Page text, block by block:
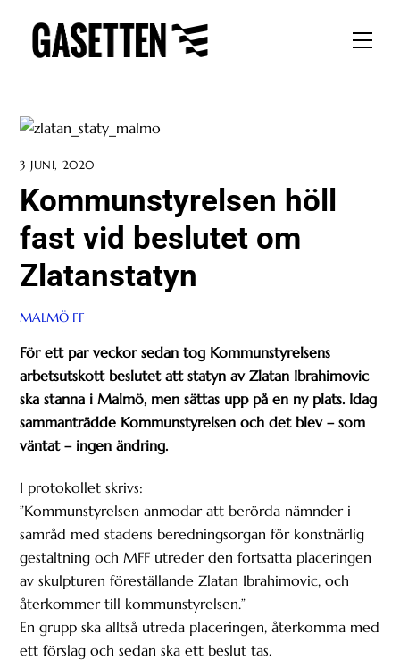
content
3 JUNI, 2020
Kommunstyrelsen höll
fast vid beslutet om
Zlatanstatyn
MALMÖ FF
För ett par veckor sedan tog Kommunstyrelsens
arbetsutskott beslutet att statyn av Zlatan Ibrahimovic
ska stanna i Malmö, men sättas upp på en ny plats. Idag
sammanträdde Kommunstyrelsen och det blev – som
väntat – ingen ändring.
I protokollet skrivs:
”Kommunstyrelsen anmodar att berörda nämnder i
samråd med stadens beredningsorgan för konstnärlig
gestaltning och MFF utreder den fortsatta placeringen
av skulpturen föreställande Zlatan Ibrahimovic, och
återkommer till kommunstyrelsen.”
En grupp ska alltså utreda placeringen, återkomma med
ett förslag och sedan ska ett beslut tas.